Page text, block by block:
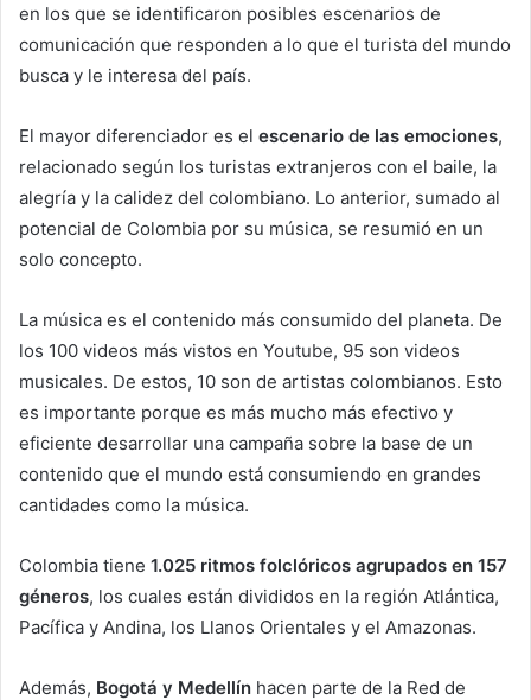
en los que se identificaron posibles escenarios de
comunicación que responden a lo que el turista del mundo
busca y le interesa del país.
El mayor diferenciador es el escenario de las emociones,
relacionado según los turistas extranjeros con el baile, la
alegría y la calidez del colombiano. Lo anterior, sumado al
potencial de Colombia por su música, se resumió en un
solo concepto.
La música es el contenido más consumido del planeta. De
los 100 videos más vistos en Youtube, 95 son videos
musicales. De estos, 10 son de artistas colombianos. Esto
es importante porque es más mucho más efectivo y
eficiente desarrollar una campaña sobre la base de un
contenido que el mundo está consumiendo en grandes
cantidades como la música.
Colombia tiene 1.025 ritmos folclóricos agrupados en 157
géneros, los cuales están divididos en la región Atlántica,
Pacífica y Andina, los Llanos Orientales y el Amazonas.
Además, Bogotá y Medellín hacen parte de la Red de